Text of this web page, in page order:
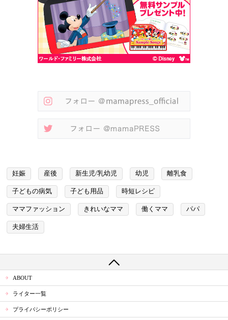
妊娠 産後 新生児/乳幼児 幼児 離乳食
子どもの病気 子ども用品 時短レシピ
ママファッション きれいなママ 働くママ パパ
夫婦生活
ABOUT
ライター一覧
プライバシーポリシー